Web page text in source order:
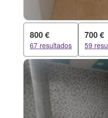
800 €
67 resultados
700 €
59